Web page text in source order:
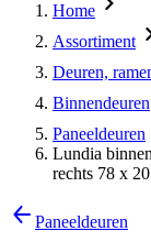
Home
Assortiment
Deuren,
Binnendeuren
Paneeldeuren
Lundia
rechts 78 x
Paneeldeuren